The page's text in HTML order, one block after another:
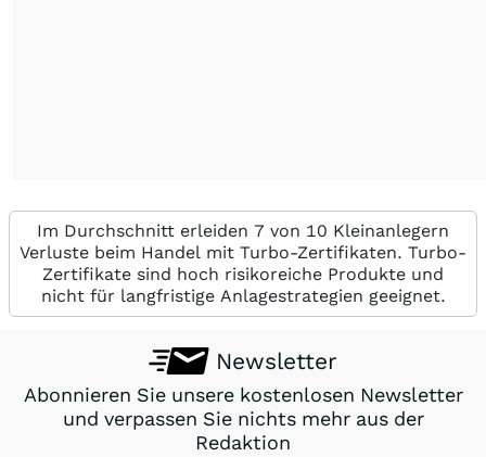
Im Durchschnitt erleiden 7 von 10 Kleinanlegern
Verluste beim Handel mit Turbo-Zertifikaten. Turbo-
Zertifikate sind hoch risikoreiche Produkte und
nicht für langfristige Anlagestrategien geeignet.
Newsletter
Abonnieren Sie unsere kostenlosen Newsletter
und verpassen Sie nichts mehr aus der
Redaktion